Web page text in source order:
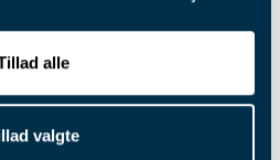
alle
valgte